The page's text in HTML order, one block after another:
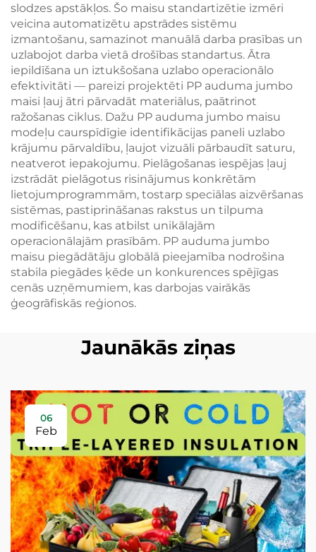
slodzes apstākļos. Šo maisu standartizētie izmēri
veicina automatizētu apstrādes sistēmu
izmantošanu, samazinot manuālā darba prasības un
uzlabojot darba vietā drošības standartus. Ātra
iepildīšana un iztukšošana uzlabo operacionālo
efektivitāti — pareizi projektēti PP auduma jumbo
maisi ļauj ātri pārvadāt materiālus, paātrinot
ražošanas ciklus. Dažu PP auduma jumbo maisu
modeļu caurspīdīgie identifikācijas paneli uzlabo
krājumu pārvaldību, ļaujot vizuāli pārbaudīt saturu,
neatverot iepakojumu. Pielāgošanas iespējas ļauj
izstrādāt pielāgotus risinājumus konkrētām
lietojumprogrammām, tostarp speciālas aizvēršanas
sistēmas, pastiprināšanas rakstus un tilpuma
modificēšanu, kas atbilst unikālajām
operacionālajām prasībām. PP auduma jumbo
maisu piegādātāju globālā pieejamība nodrošina
stabila piegādes ķēde un konkurences spējīgas
cenās uzņēmumiem, kas darbojas vairākās
ģeogrāfiskās reģionos.
Jaunākās ziņas
06
Feb